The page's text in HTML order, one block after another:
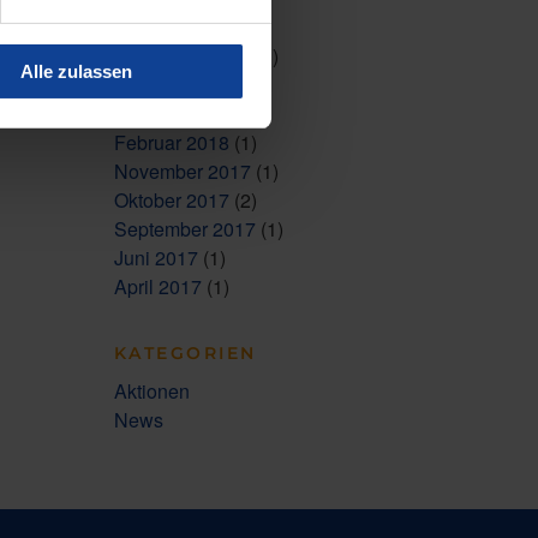
Alle zulassen
Februar 2022(1)
(3)
Juni 2021
Februar 2018 (1)
November 2017 (1)
Oktober 2017 (2)
September 2017 (1)
Juni 2017 (1)
April 2017 (1)
KATEGORIEN
Aktionen
News